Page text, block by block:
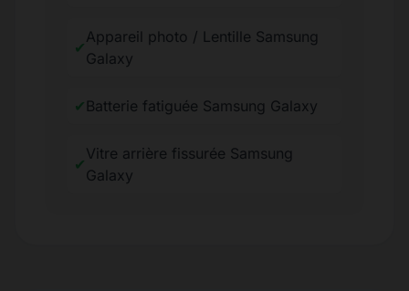
✔
Appareil photo / Lentille Samsung
Galaxy
✔ Batterie fatiguée Samsung Galaxy
✔
Vitre arrière fissurée Samsung
Galaxy